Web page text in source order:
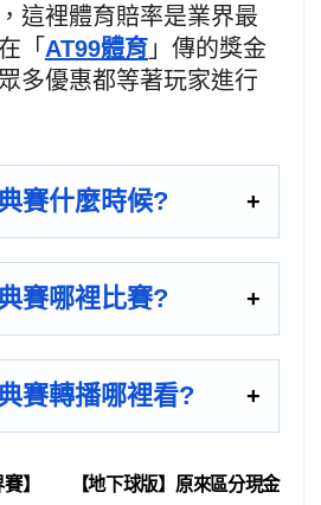
這裡體育賠率是業界最
「 AT99體育 」傳的獎金
多優惠都等著玩家進行
賽什麼時候?
賽哪裡比賽?
賽轉播哪裡看?
【地下球版】原來區分現金
】